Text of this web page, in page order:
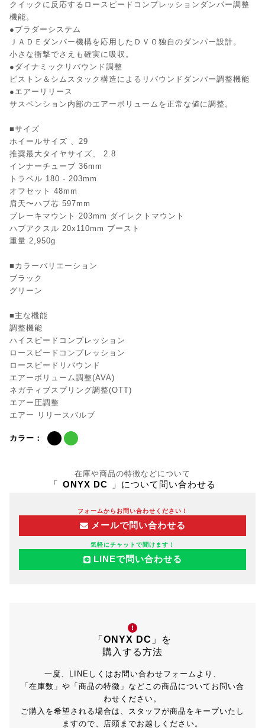
クイックに反応するロースピードコンプレッションダンパー調整
機能。
●ブラダーシステム
ＪＡＤＥダンパー機構を応用したＤＶＯ独自のダンパー設計。
小さな衝撃でさえも確実に吸収。
●ダイナミックリバウンド調整
ピストン＆シムスタック構造によるリバウンドダンパー調整機能
●エアーリリース
サスペンション内部のエアーボリュームを正常な値に調整。
■サイズ
ホイールサイズ 、29
推奨最大タイヤサイズ、 2.8
インナーチューブ 36mm
トラベル 180 - 203mm
オフセット 48mm
肩天〜ハブ芯 597mm
ブレーキマウント 203mm ダイレクトマウント
ハブアクスル 20x110mm ブースト
重量 2,950g
■カラーバリエーション
ブラック
グリーン
■主な機能
調整機能
ハイスピードコンプレッション
ロースピードコンプレッション
ロースピードリバウンド
エアーボリューム調整(AVA)
ネガティブスプリング調整(OTT)
エアー圧調整
エアー リリースバルブ
カラー：
在庫や商品の特徴などについて
「 ONYX DC 」について問い合わせる
フォームからお問い合わせください！
メールで問い合わせる
気軽にチャットで聞けます！
LINEで問い合わせる
「 ONYX DC 」を
購入する方法
一度、LINEしくはお問い合わせフォームより、
「在庫数」や「商品の特徴」などこの商品についてお問い合
わせください。
ご購入を希望される場合は、スタッフが商品をキープいたし
ますので、店頭までお越しください。